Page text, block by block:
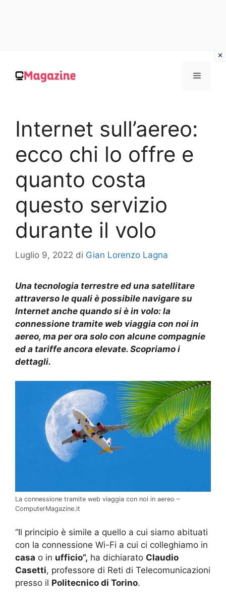
contenuto
MENU
Internet sull’aereo:
ecco chi lo offre e
quanto costa
questo servizio
durante il volo
Luglio 9, 2022 di Gian Lorenzo Lagna
Una tecnologia terrestre ed una satellitare
attraverso le quali è possibile navigare su
Internet anche quando si è in volo: la
connessione tramite web viaggia con noi in
aereo, ma per ora solo con alcune compagnie
ed a tariffe ancora elevate. Scopriamo i
dettagli.
La connessione tramite web viaggia con noi in aereo –
ComputerMagazine.it
“Il principio è simile a quello a cui siamo abituati
con la connessione Wi-Fi a cui ci colleghiamo in
casa o in ufficio”, ha dichiarato Claudio
Casetti, professore di Reti di Telecomunicazioni
presso il Politecnico di Torino.